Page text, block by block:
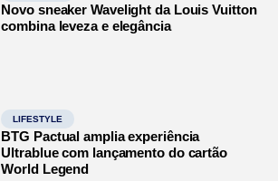
Novo sneaker Wavelight da Louis Vuitton
combina leveza e elegância
LIFESTYLE
BTG Pactual amplia experiência
Ultrablue com lançamento do cartão
World Legend